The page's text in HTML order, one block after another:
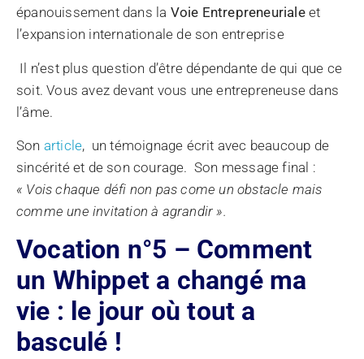
épanouissement dans la Voie Entrepreneurialeet
l’expansion internationale de son entreprise
Il n’est plus question d’être dépendante de qui que ce
soit. Vous avez devant vous une entrepreneuse dans
l’âme.
Son article, un témoignage écrit avec beaucoup de
sincérité et de son courage. Son message final :
« Vois chaque défi non pas come un obstacle mais
comme une invitation à agrandir ».
Vocation n°5 – Comment
un Whippet a changé ma
vie : le jour où tout a
basculé !